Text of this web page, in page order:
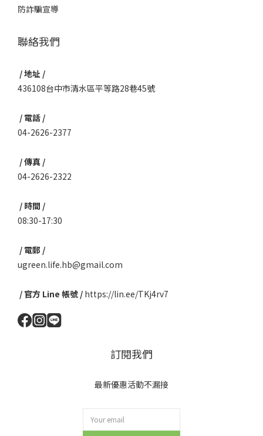
防詐騙宣導
聯絡我們
/ 地址 /
436108台中市清水區平等路28巷45號
/ 電話 /
04-2626-2377
/ 傳真 /
04-2626-2322
/ 時間 /
08:30-17:30
/ 電郵 /
ugreen.life.hb@gmail.com
/ 官方 Line 帳號 / https://lin.ee/TKj4rv7
訂閱我們
最新優惠活動不漏接